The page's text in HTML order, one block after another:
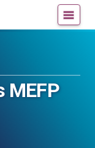
MEFP